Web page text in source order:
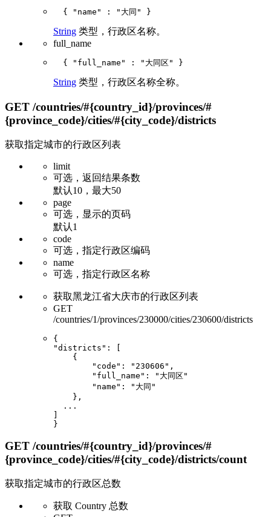
String 类型，行政区名称。
full_name
String 类型，行政区名称全称。
GET /countries/#{country_id}/provinces/#
{province_code}/cities/#{city_code}/districts
获取指定城市的行政区列表
limit
可选，返回结果条数
默认10，最大50
page
可选，显示的页码
默认1
code
可选，指定行政区编码
name
可选，指定行政区名称
获取黑龙江省大庆市的行政区列表
GET
/countries/1/provinces/230000/cities/230600/districts
"districts" : [
    {
"code" : "230606" ,
"full_name" :
"大同区"
"name" :
"大同"
    },
...
]
GET /countries/#{country_id}/provinces/#
{province_code}/cities/#{city_code}/districts/count
获取指定城市的行政区总数
获取 Country 总数